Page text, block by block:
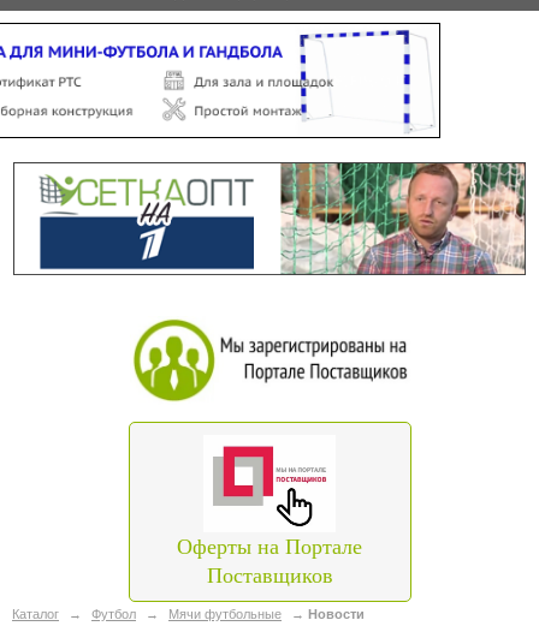
Оферты на Портале
Поставщиков
Каталог → Футбол → Мячи футбольные → Новости